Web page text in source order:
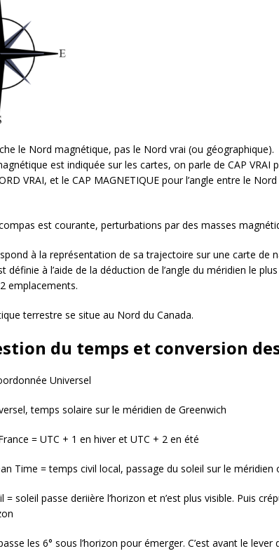
le Nord magnétique, pas le Nord vrai (ou géographique).
est indiquée sur les cartes, on parle de CAP VRAI
VRAI, et le CAP MAGNETIQUE pour l’angle entre le
est courante, perturbations par des masses
à la représentation de sa trajectoire sur une carte de
définie à l’aide de la déduction de l’angle du méridien le
emplacements.
terrestre se situe au Nord du Canada.
du temps et conversion
Universel
temps solaire sur le méridien de Greenwich
= UTC + 1 en hiver et UTC + 2 en été
Time = temps civil local, passage du soleil sur le méridien
= soleil passe deriière l’horizon et n’est plus visible. Puis
les 6° sous l’horizon pour émerger. C’est avant le lever